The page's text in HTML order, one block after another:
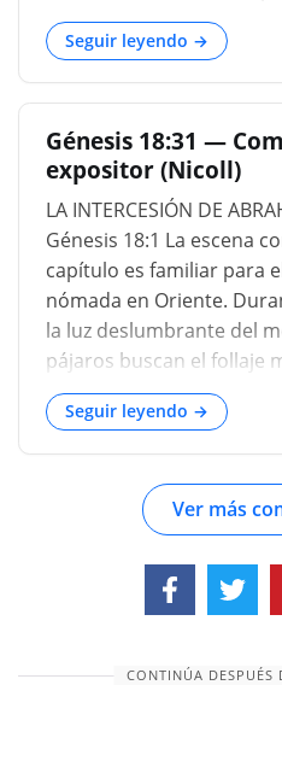
impíos se salven de su
propia cuenta, porque ya
castigo del pecado es el
la causa de los justos, y
Señor, para interceptar
rayos de su ira. Se notará
del Todopoderoso a la
cuarenta, por treinta, por
pocos justos, mezclados
salvaguarda que salva a
Los ojos del Señor están
Mientras haya alguna
ejemplos y predicar la...
Seguir leyendo →
Génesis 18:31 —
expositor (Nicoll)
LA INTERCESIÓN DE
Génesis 18:1 La escena
capítulo es familiar para
nómada en Oriente.
la luz deslumbrante del
pájaros buscan el follaje
animales salvajes yacen
y todo está quieto y
medianoche, Abraham
su tienda bajo el extenso
pesar de lo apático,
la repentina aparición de
despierta a la más
que fuera sin duda su
visitantes; fue, como
Seguir leyendo →
Ver más
CONTINÚA DESPUÉS